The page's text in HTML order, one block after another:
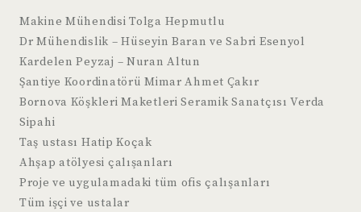
Makine Mühendisi Tolga Hepmutlu
Dr Mühendislik – Hüseyin Baran ve Sabri Esenyol
Kardelen Peyzaj – Nuran Altun
Şantiye Koordinatörü Mimar Ahmet Çakır
Bornova Köşkleri Maketleri Seramik Sanatçısı Verda
Sipahi
Taş ustası Hatip Koçak
Ahşap atölyesi çalışanları
Proje ve uygulamadaki tüm ofis çalışanları
Tüm işçi ve ustalar